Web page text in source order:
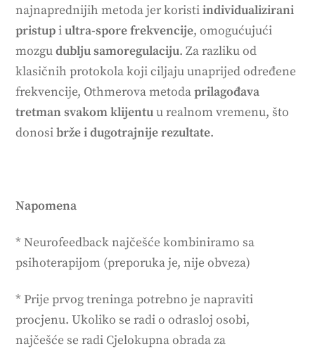
najnaprednijih metoda jer koristiindividualizirani
pristupiultra-spore frekvencije, omogućujući
mozgudublju samoregulaciju. Za razliku od
klasičnih protokola koji ciljaju unaprijed određene
frekvencije, Othmerova metodaprilagođava
tretman svakom klijentuu realnom vremenu, što
donosibrže i dugotrajnije rezultate.
Napomena
* Neurofeedback najčešće kombiniramo sa
psihoterapijom (preporuka je, nije obveza)
* Prije prvog treninga potrebno je napraviti
procjenu. Ukoliko se radi o odrasloj osobi,
najčešće se radi Cjelokupna obrada za